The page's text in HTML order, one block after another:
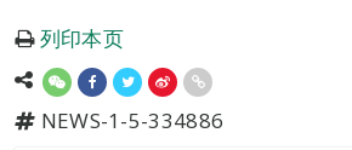
列印本页
NEWS-1-5-334886